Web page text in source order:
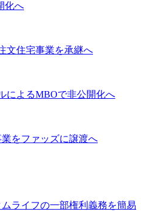
化へ
文住宅事業を承継へ
によるMBOで非公開化へ
をファッズに譲渡へ
ライフの一部権利義務を簡易